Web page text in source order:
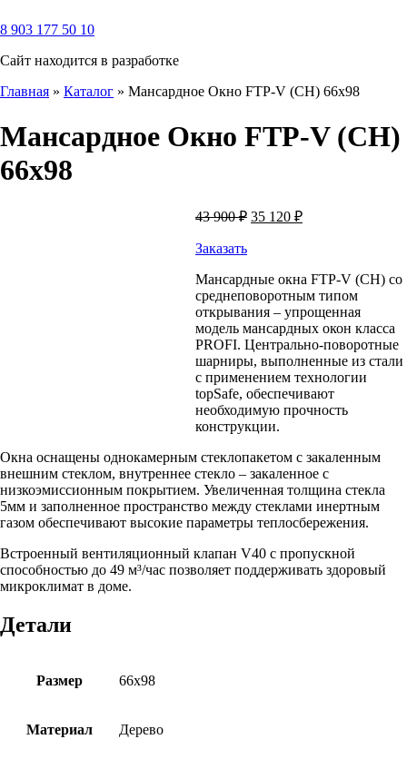
8 903 177 50 10
Сайт находится в разработке
Главная » Каталог » Мансардное Окно FTP-V (CH) 66х98
Мансардное Окно FTP-V (CH)
66х98
43 900₽ Первоначальная
900 ₽.
35 120₽Текущая
Заказать
Мансардные окна FTP-V (CH) со
среднеповоротным типом
открывания – упрощенная
модель мансардных окон класса
PROFI. Центрально-поворотные
шарниры, выполненные из стали
с применением технологии
topSafe, обеспечивают
необходимую прочность
конструкции.
Окна оснащены однокамерным стеклопакетом с закаленным
внешним стеклом, внутреннее стекло – закаленное с
низкоэмиссионным покрытием. Увеличенная толщина стекла
5мм и заполненное пространство между стеклами инертным
газом обеспечивают высокие параметры теплосбережения.
Встроенный вентиляционный клапан V40 с пропускной
способностью до 49 м³/час позволяет поддерживать здоровый
микроклимат в доме.
Детали
Размер 66х98
Материал Дерево